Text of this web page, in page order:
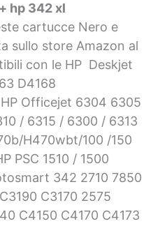
hp 342 xl
cartucce Nero e
sullo store Amazon al
con le HP Deskjet
D4168
Officejet 6304 6305
/ 6315 / 6300 / 6313
H470wbt/100 /150
PSC 1510 / 1500
342 2710 7850
C3170 2575
C4150 C4170 C4173